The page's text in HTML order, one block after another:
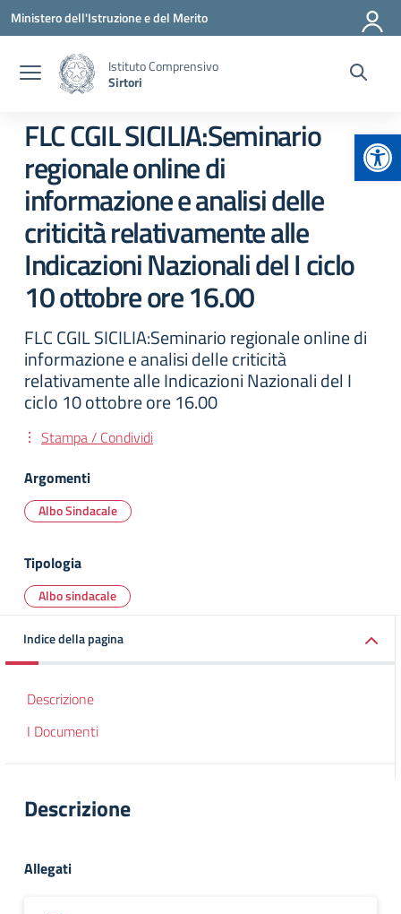
Vai ai contenuti
Vai al menu di navigazione
Vai al footer
Ministero dell'Istruzione e del Merito
Istituto Comprensivo
Sirtori
FLC CGIL SICILIA:Seminario
regionale online di
informazione e analisi delle
criticità relativamente alle
Indicazioni Nazionali del I ciclo
10 ottobre ore 16.00
FLC CGIL SICILIA:Seminario regionale online di
informazione e analisi delle criticità
relativamente alle Indicazioni Nazionali del I
ciclo 10 ottobre ore 16.00
Stampa / Condividi
Argomenti
Albo Sindacale
Tipologia
Albo sindacale
Indice della pagina
Descrizione
I Documenti
Descrizione
Allegati